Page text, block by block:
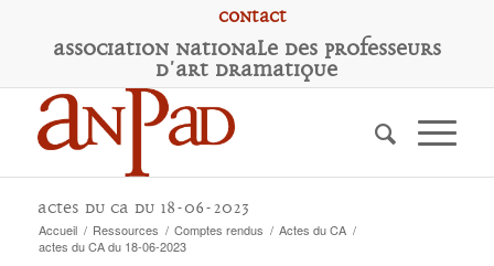
Contact
Association Nationale des Professeurs
d'Art Dramatique
actes du CA du 18-06-2023
Accueil / Ressources / Comptes rendus / Actes du CA /
actes du CA du 18-06-2023